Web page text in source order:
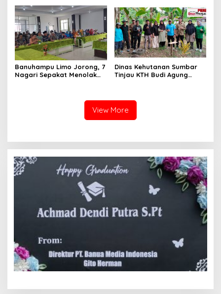
Banuhampu Limo Jorong, 7
Nagari Sepakat Menolak
Dinas Kehutanan Sumbar
Tinjau KTH Budi Agung
View More